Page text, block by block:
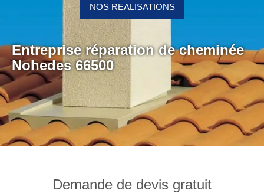
Entreprise réparation de cheminée
Nohedes 66500
NOS REALISATIONS
Demande de devis gratuit